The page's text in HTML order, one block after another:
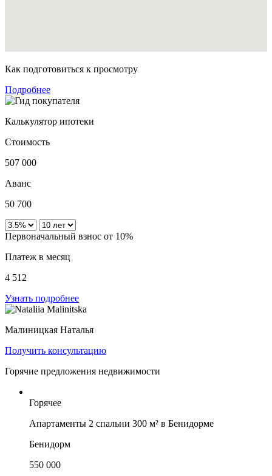
Как подготовиться к просмотру
Подробнее
Калькулятор ипотеки
Стоимость
507 000
Аванс
50 700
Первоначальный взнос от 10%
Платеж в месяц
4 512
Узнать подробнее
Малиницкая Наталья
Получить консультацию
Горячие предложения недвижимости
Горячее
Апартаменты 2 спальни 300 м² в Бенидорме
Бенидорм
550 000